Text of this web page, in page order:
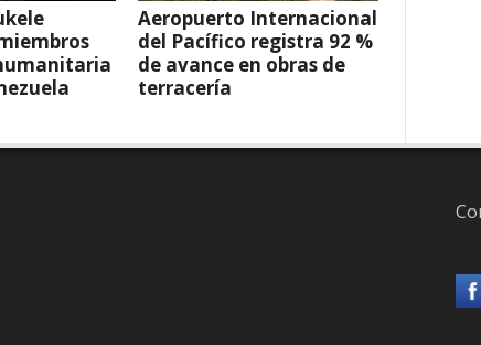
Aeropuerto Internacional
del Pacífico registra 92 %
de avance en obras de
terracería